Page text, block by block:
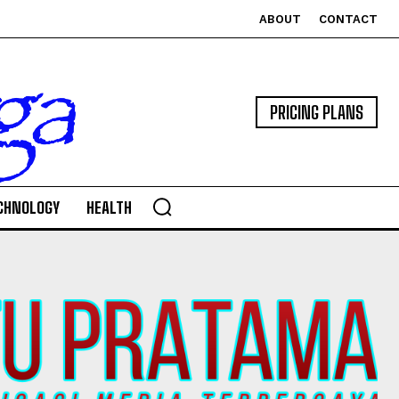
ABOUT CONTACT
PRICING PLANS
HEALTH